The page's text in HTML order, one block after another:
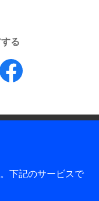
緑、「お神酒徳
る
下記のサービスで